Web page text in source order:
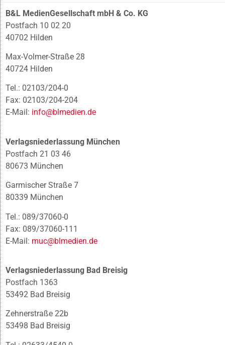
B&L MedienGesellschaft mbH & Co. KG
Postfach 10 02 20
40702 Hilden
Max-Volmer-Straße 28
40724 Hilden
Tel.: 02103/204-0
Fax: 02103/204-204
E-Mail: info@blmedien.de
Verlagsniederlassung München
Postfach 21 03 46
80673 München
Garmischer Straße 7
80339 München
Tel.: 089/37060-0
Fax: 089/37060-111
E-Mail: muc@blmedien.de
Verlagsniederlassung Bad Breisig
Postfach 1363
53492 Bad Breisig
Zehnerstraße 22b
53498 Bad Breisig